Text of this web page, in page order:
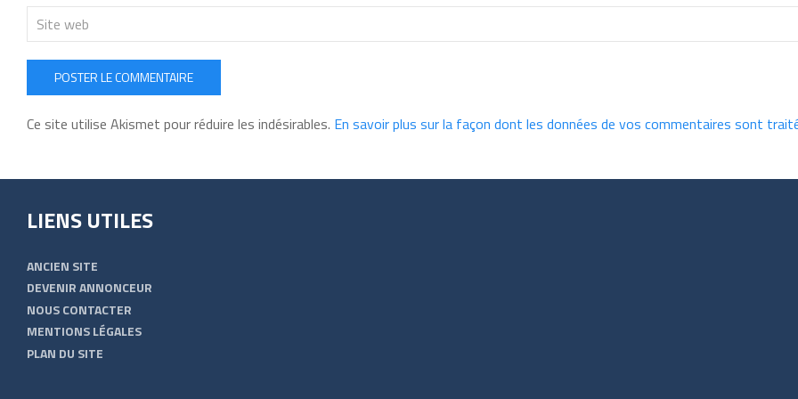
POSTER LE COMMENTAIRE
Ce site utilise Akismet pour réduire les indésirables. En savoir plus sur la façon dont les données de vos commentaires sont
LIENS UTILES
ANCIEN SITE
DEVENIR ANNONCEUR
NOUS CONTACTER
MENTIONS LÉGALES
PLAN DU SITE